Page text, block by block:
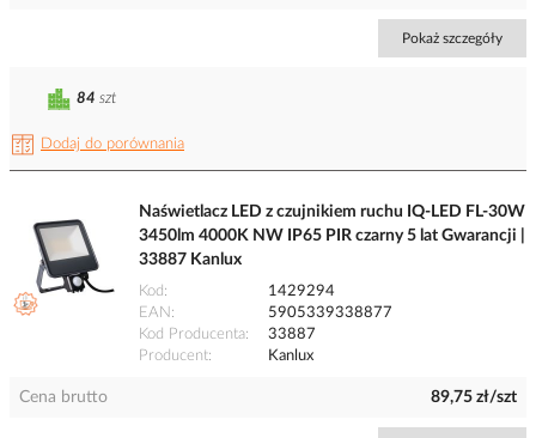
Pokaż szczegóły
Dodaj do porównania
84 szt
Naświetlacz LED z czujnikiem ruchu IQ-LED FL-30W
3450lm 4000K NW IP65 PIR czarny 5 lat Gwarancji |
33887 Kanlux
Kod
1429294
EAN
5905339338877
Kod Producenta
33887
Producent
Kanlux
Cena brutto 89,75 zł/szt